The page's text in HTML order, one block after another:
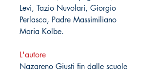
Levi, Tazio Nuvolari, Giorgio
Perlasca, Padre Massimiliano
Maria Kolbe.
L'autore
Nazareno Giusti fin dalle scuole